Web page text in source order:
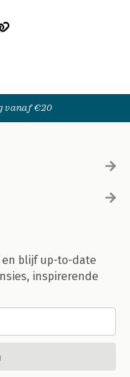
vanaf €20
en blijf up-to-date
inspirerende